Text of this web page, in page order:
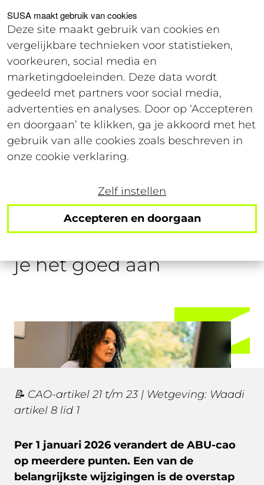
SUSA maakt gebruik van cookies
Deze site maakt gebruik van cookies en
vergelijkbare technieken voor statistieken,
voorkeuren, social media en
marketingdoeleinden. Deze data wordt
gedeeld met partners voor social media,
advertenties en analyses. Door op ‘Accepteren
en doorgaan’ te klikken, ga je akkoord met het
gebruik van alle cookies zoals beschreven in
onze cookie verklaring.
Zelf instellen
Accepteren en doorgaan
Voor studenten Voor werkgevers
Offerte
Van inlenersbeloning
arbeidsvoorwaarden in
de ABU-cao 2026: zo pak
je het goed aan
3 september 2025
Leestijd: 5 minuten
📝 CAO-artikel 21 t/m 23 | Wetgeving: Waadi
artikel 8 lid 1
Per 1 januari 2026 verandert de ABU-cao
op meerdere punten. Een van de
belangrijkste wijzigingen is de overstap